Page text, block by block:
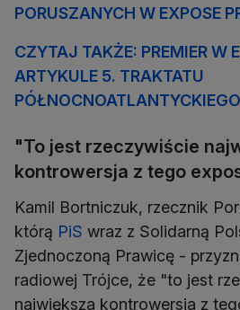
PORUSZANYCH W EXPOSE
CZYTAJ TAKŻE: PREMIER W
ARTYKULE 5. TRAKTATU
"To jest rzeczywiście
kontrowersja z tego
Kamil Bortniczuk, rzecznik
którą PiS wraz z Solidarną
Zjednoczoną Prawicę -
radiowej Trójce, że "to jest
największa kontrowersja z